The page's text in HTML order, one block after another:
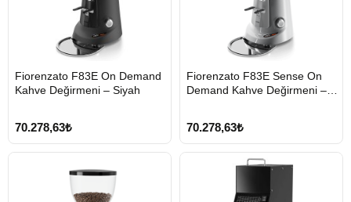
GÖNDERİ
Fiorenzato F83E On Demand
Kahve Değirmeni – Siyah
70.278,63₺
GÖNDERİ
Fiorenzato F83E Sense On
Demand Kahve Değirmeni –
70.278,63₺